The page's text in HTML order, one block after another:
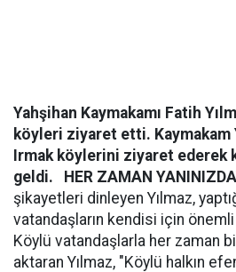
Yahşihan Kaymakamı Fatih
köyleri ziyaret etti. Kaymakam
Irmak köylerini ziyaret ederek
geldi.
HER ZAMAN
şikayetleri dinleyen Yılmaz,
vatandaşların kendisi için
Köylü vatandaşlarla her zaman
aktaran Yılmaz, "Köylü halkın